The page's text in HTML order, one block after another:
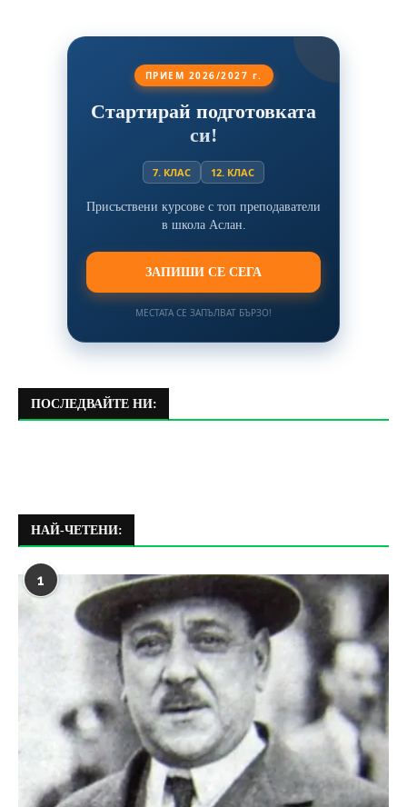
ПРИЕМ 2026/2027 г.
Стартирай подготовката
си!
7. КЛАС 12. КЛАС
Присъствени курсове с топ преподаватели
в школа Аслан.
ЗАПИШИ СЕ СЕГА
МЕСТАТА СЕ ЗАПЪЛВАТ БЪРЗО!
ПОСЛЕДВАЙТЕ НИ:
НАЙ-ЧЕТЕНИ:
1